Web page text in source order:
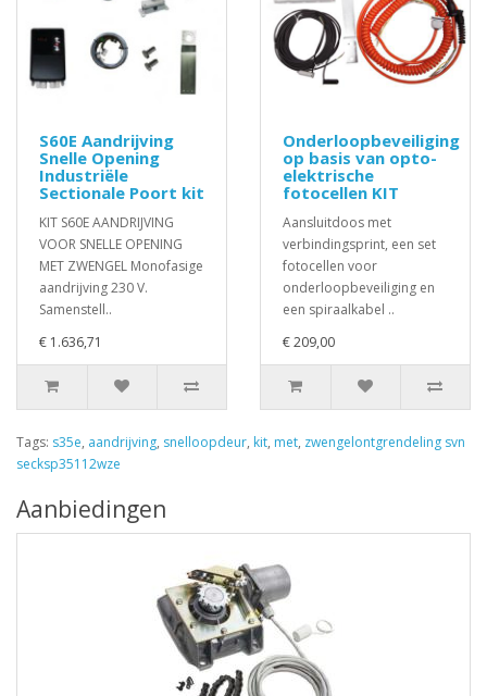
S60E Aandrijving
Snelle Opening
Industriële
Sectionale Poort kit
KIT S60E AANDRIJVING
VOOR SNELLE OPENING
MET ZWENGEL Monofasige
aandrijving 230 V.
Samenstell..
€ 1.636,71
Onderloopbeveiliging
op basis van opto-
elektrische
fotocellen KIT
Aansluitdoos met
verbindingsprint, een set
fotocellen voor
onderloopbeveiliging en
een spiraalkabel ..
€ 209,00
Tags: s35e, aandrijving, snelloopdeur, kit, met, zwengelontgrendeling svn
secksp35112wze
Aanbiedingen